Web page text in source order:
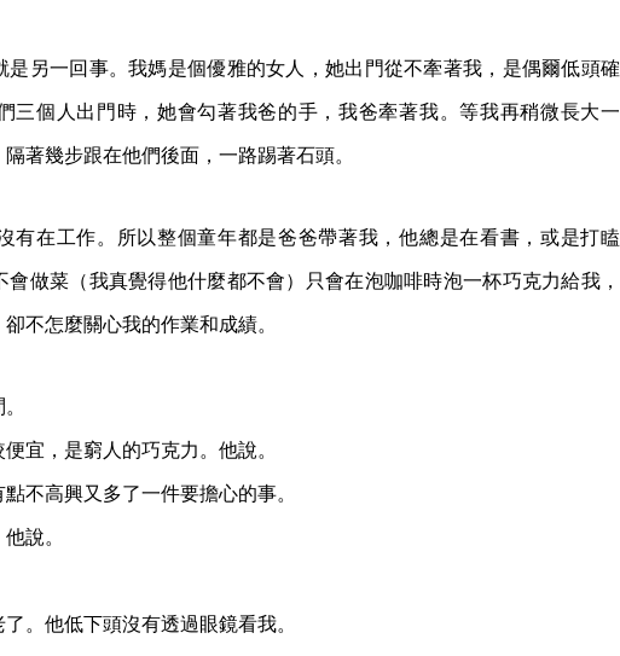
是另一回事。我媽是個優雅的女人，她出門從不牽著我，是偶爾低頭確
三個人出門時，她會勾著我爸的手，我爸牽著我。等我再稍微長大一
著幾步跟在他們後面，一路踢著石頭。
有在工作。所以整個童年都是爸爸帶著我，他總是在看書，或是打瞌
做菜（我真覺得他什麼都不會）只會在泡咖啡時泡一杯巧克力給我，
不怎麼關心我的作業和成績。
宜，是窮人的巧克力。他說。
不高興又多了一件要擔心的事。
說。
。他低下頭沒有透過眼鏡看我。